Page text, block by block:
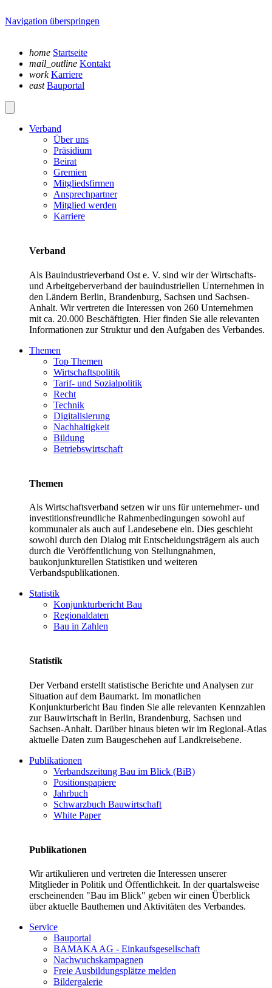
Navigation überspringen
home Startseite
mail_outline Kontakt
work Karriere
east Bauportal
Verband
Über uns
Präsidium
Beirat
Gremien
Mitgliedsfirmen
Ansprechpartner
Mitglied werden
Karriere
Verband
Als Bauindustrieverband Ost e. V. sind wir der Wirtschafts-
und Arbeitgeberverband der bauindustriellen Unternehmen in
den Ländern Berlin, Brandenburg, Sachsen und Sachsen-
Anhalt. Wir vertreten die Interessen von 260 Unternehmen
mit ca. 20.000 Beschäftigten. Hier finden Sie alle relevanten
Informationen zur Struktur und den Aufgaben des Verbandes.
Themen
Top Themen
Wirtschaftspolitik
Tarif- und Sozialpolitik
Recht
Technik
Digitalisierung
Nachhaltigkeit
Bildung
Betriebswirtschaft
Themen
Als Wirtschaftsverband setzen wir uns für unternehmer- und
investitionsfreundliche Rahmenbedingungen sowohl auf
kommunaler als auch auf Landesebene ein. Dies geschieht
sowohl durch den Dialog mit Entscheidungsträgern als auch
durch die Veröffentlichung von Stellungnahmen,
baukonjunkturellen Statistiken und weiteren
Verbandspublikationen.
Statistik
Konjunkturbericht Bau
Regionaldaten
Bau in Zahlen
Statistik
Der Verband erstellt statistische Berichte und Analysen zur
Situation auf dem Baumarkt. Im monatlichen
Konjunkturbericht Bau finden Sie alle relevanten Kennzahlen
zur Bauwirtschaft in Berlin, Brandenburg, Sachsen und
Sachsen-Anhalt. Darüber hinaus bieten wir im Regional-Atlas
aktuelle Daten zum Baugeschehen auf Landkreisebene.
Publikationen
Verbandszeitung Bau im Blick (BiB)
Positionspapiere
Jahrbuch
Schwarzbuch Bauwirtschaft
White Paper
Publikationen
Wir artikulieren und vertreten die Interessen unserer
Mitglieder in Politik und Öffentlichkeit. In der quartalsweise
erscheinenden "Bau im Blick" geben wir einen Überblick
über aktuelle Bauthemen und Aktivitäten des Verbandes.
Service
Bauportal
BAMAKA AG - Einkaufsgesellschaft
Nachwuchskampagnen
Freie Ausbildungsplätze melden
Bildergalerie